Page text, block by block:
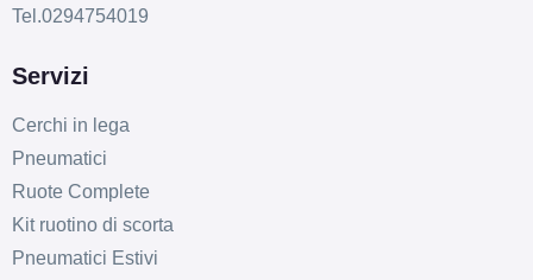
Tel.0294754019
Servizi
Cerchi in lega
Pneumatici
Ruote Complete
Kit ruotino di scorta
Pneumatici Estivi